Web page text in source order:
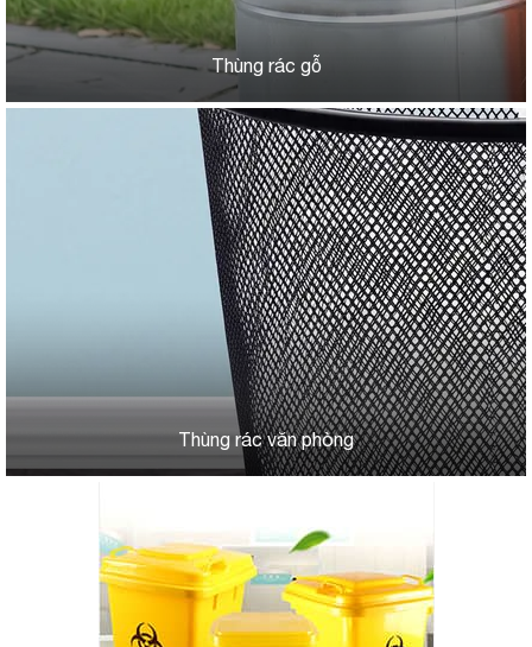
Thùng rác gỗ
Thùng rác văn phòng